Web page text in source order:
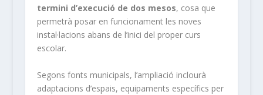
termini d’execució de dos mesos, cosa que
permetrà posar en funcionament les noves
instal·lacions abans de l’inici del proper curs
escolar.
Segons fonts municipals, l’ampliació inclourà
adaptacions d’espais, equipaments específics per